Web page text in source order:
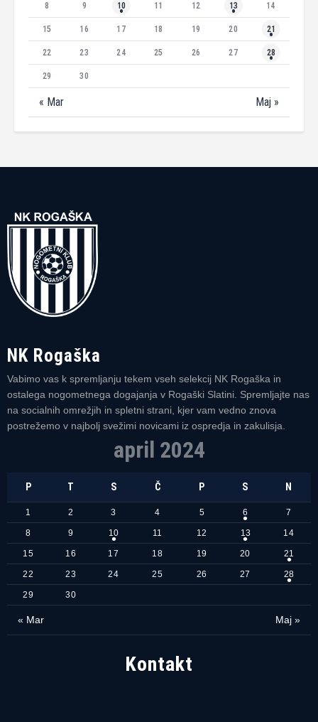
« Mar Maj »
8 9 10 11 12 13 14
15 16 17 18 19 20 21
22 23 24 25 26 27 28
29 30
NK Rogaška
Vabimo vas k spremljanju tekem vseh selekcij NK Rogaška in
ostalega nogometnega dogajanja v Rogaški Slatini. Spremljajte nas
na socialnih omrežjih in spletni strani, kjer vam vedno znova
postrežemo v najbolj svežimi novicami iz ospredja in zakulisja.
april 2024
P T S Č P S N
« Mar Maj »
1 2 3 4 5 6 7
8 9 10 11 12 13 14
15 16 17 18 19 20 21
22 23 24 25 26 27 28
29 30
Kontakt